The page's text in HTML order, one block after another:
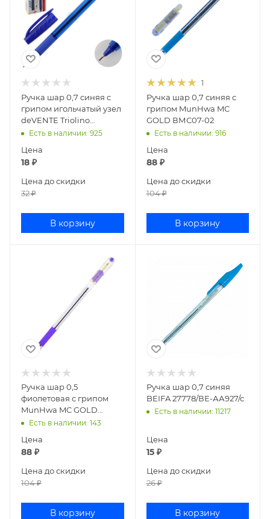
Ручка шар 0,7 синяя с
грипом игольчатый узел
deVENTE Triolino
Translucent 5073842
Есть в наличии: 925
Цена
18 ₽
Цена до скидки
32₽
В корзину
1
Ручка шар 0,7 синяя с
грипом MunHwa MC
GOLD ВМС07-02
Есть в наличии: 916
Цена
88₽
Цена до скидки
104₽
В корзину
Ручка шар 0,5
фиолетовая с грипом
MunHwa MC GOLD
ВМС-09
Есть в наличии: 143
Цена
88 ₽
Цена до скидки
104₽
В корзину
Ручка шар 0,7 синяя
BEIFA 27778/ВЕ-АА927/с
Есть в наличии: 11217
Цена
15₽
Цена до скидки
26₽
В корзину